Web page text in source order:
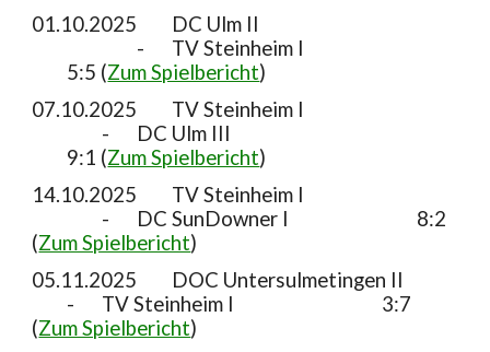
01.10.2025
DC Ulm II
-
TV Steinheim I
5:5 (Zum Spielbericht)
07.10.2025
TV Steinheim I
-
DC Ulm III
9:1 (Zum Spielbericht)
14.10.2025
TV Steinheim I
-
DC SunDowner I
8:2
(Zum Spielbericht)
05.11.2025
DOC Untersulmetingen II
-
TV Steinheim I
3:7
(Zum Spielbericht)